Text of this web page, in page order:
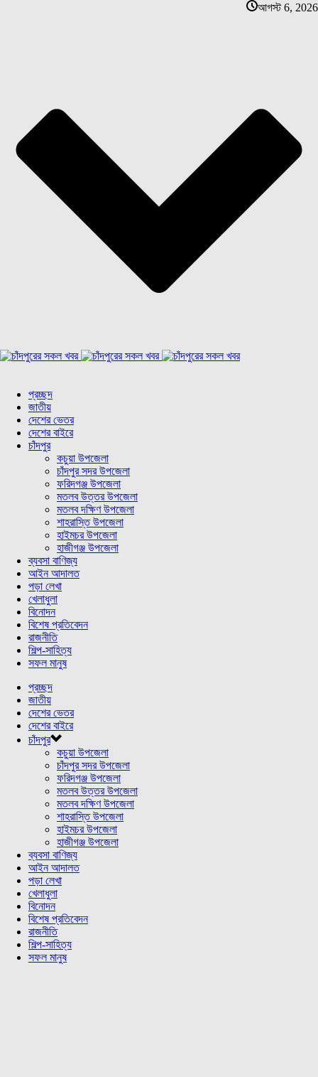
আগস্ট 6, 2026
প্রচ্ছদ
জাতীয়
দেশের ভেতর
দেশের বাইরে
চাঁদপুর
কচুয়া উপজেলা
চাঁদপুর সদর উপজেলা
ফরিদগঞ্জ উপজেলা
মতলব উত্তর উপজেলা
মতলব দক্ষিণ উপজেলা
শাহরাস্তি উপজেলা
হাইমচর উপজেলা
হাজীগঞ্জ উপজেলা
ব্যবসা বাণিজ্য
আইন আদালত
পড়া লেখা
খেলাধুলা
বিনোদন
বিশেষ প্রতিবেদন
রাজনীতি
শিল্প-সাহিত্য
সফল মানুষ
প্রচ্ছদ
জাতীয়
দেশের ভেতর
দেশের বাইরে
চাঁদপুর
কচুয়া উপজেলা
চাঁদপুর সদর উপজেলা
ফরিদগঞ্জ উপজেলা
মতলব উত্তর উপজেলা
মতলব দক্ষিণ উপজেলা
শাহরাস্তি উপজেলা
হাইমচর উপজেলা
হাজীগঞ্জ উপজেলা
ব্যবসা বাণিজ্য
আইন আদালত
পড়া লেখা
খেলাধুলা
বিনোদন
বিশেষ প্রতিবেদন
রাজনীতি
শিল্প-সাহিত্য
সফল মানুষ